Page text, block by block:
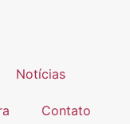
Notícias
Contato